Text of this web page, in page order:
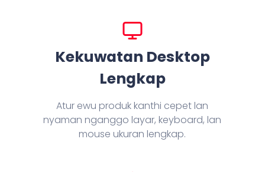
Kekuwatan Desktop
Lengkap
Atur ewu produk kanthi cepet lan
nyaman nganggo layar, keyboard, lan
mouse ukuran lengkap.